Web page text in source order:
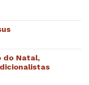
do Natal,